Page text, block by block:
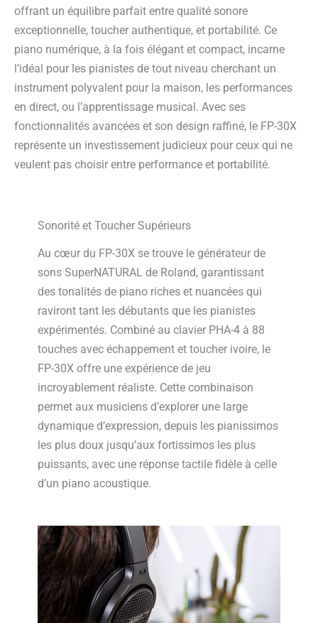
offrant un équilibre parfait entre qualité sonore
exceptionnelle, toucher authentique, et portabilité. Ce
piano numérique, à la fois élégant et compact, incarne
l’idéal pour les pianistes de tout niveau cherchant un
instrument polyvalent pour la maison, les performances
en direct, ou l’apprentissage musical. Avec ses
fonctionnalités avancées et son design raffiné, le FP-30X
représente un investissement judicieux pour ceux qui ne
veulent pas choisir entre performance et portabilité.
Sonorité et Toucher Supérieurs
Au cœur du FP-30X se trouve le générateur de
sons SuperNATURAL de Roland, garantissant
des tonalités de piano riches et nuancées qui
raviront tant les débutants que les pianistes
expérimentés. Combiné au clavier PHA-4 à 88
touches avec échappement et toucher ivoire, le
FP-30X offre une expérience de jeu
incroyablement réaliste. Cette combinaison
permet aux musiciens d’explorer une large
dynamique d’expression, depuis les pianissimos
les plus doux jusqu’aux fortissimos les plus
puissants, avec une réponse tactile fidèle à celle
d’un piano acoustique.